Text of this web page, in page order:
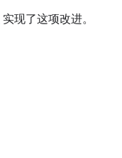
实现了这项改进。